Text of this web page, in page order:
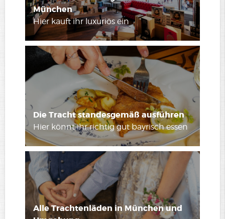
München
Hier kauft ihr luxuriös ein
Die Tracht standesgemäß ausführen
Hier könnt ihr richtig gut bayrisch essen
Alle Trachtenläden in München und